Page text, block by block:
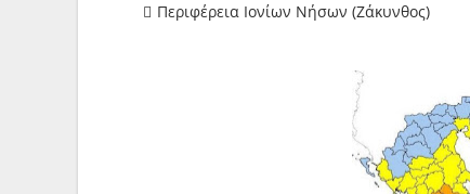
Περιφέρεια Ιονίων Νήσων (Ζάκυνθος)